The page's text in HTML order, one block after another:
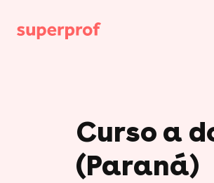
Curso a
(Paraná)